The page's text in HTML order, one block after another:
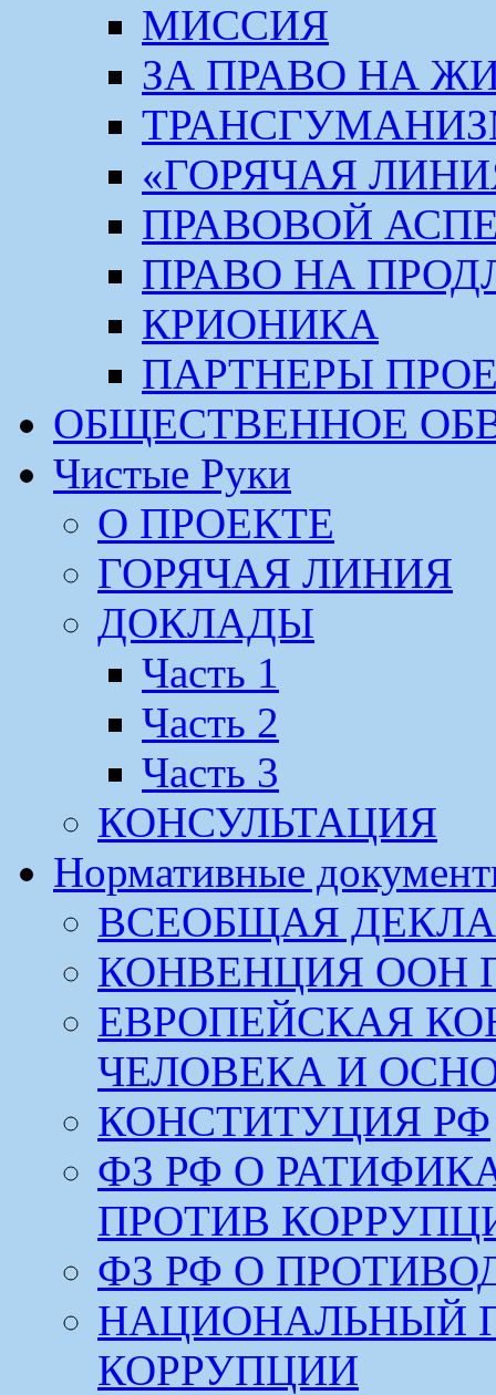
МИССИЯ
ЗА ПРАВО НА
«ГОРЯЧАЯ
ПРАВОВОЙ
ПРАВО НА
КРИОНИКА
ПАРТНЕРЫ
ОБЩЕСТВЕННОЕ
Чистые Руки
О ПРОЕКТЕ
ГОРЯЧАЯ ЛИНИЯ
ДОКЛАДЫ
Часть 1
Часть 2
Часть 3
КОНСУЛЬТАЦИЯ
Нормативные
ВСЕОБЩАЯ
КОНВЕНЦИЯ ООН
ЕВРОПЕЙСКАЯ
ЧЕЛОВЕКА И
КОНСТИТУЦИЯ РФ
ФЗ РФ О
ПРОТИВ
ФЗ РФ О
НАЦИОНАЛЬНЫЙ
КОРРУПЦИИ